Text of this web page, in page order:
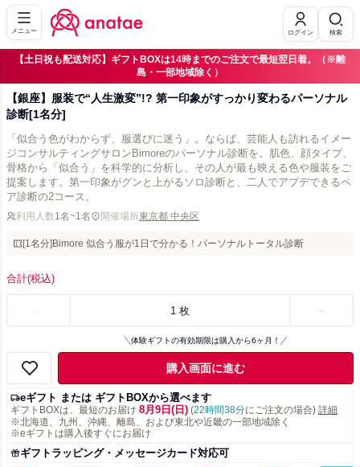
メニュー ログイン 検索
【土日祝も配送対応】ギフトBOXは14時までのご注文で最短翌日着。（※離
島・一部地域除く）
【銀座】服装で“人生激変”!? 第一印象がすっかり変わるパーソナル
診断[1名分]
「似合う色がわからず、服選びに迷う」。ならば、芸能人も訪れるイメー
ジコンサルティングサロンBimoreのパーソナル診断を。肌色、顔タイプ、
骨格から「似合う」を科学的に分析し、その人が最も映える色や服装をご
提案します。第一印象がグンと上がるソロ診断と、二人でアプデできるペ
ア診断の2コース。
利用人数1名~1名 開催場所東京都 中央区
[1名分]Bimore 似合う服が1日で分かる！パーソナルトータル診断
合計(税込)
- 1 枚 +
体験ギフトの有効期限は購入から6ヶ月！
購入画面に進む
eギフト または ギフトBOXから選べます
ギフトBOXは、最短のお届け 8月9日(日) (22時間38分にご注文の場合) 詳細
※北海道、九州、沖縄、離島、および東北や近畿の一部地域除く
※eギフトは購入後すぐにお届け
ギフトラッピング・メッセージカード対応可